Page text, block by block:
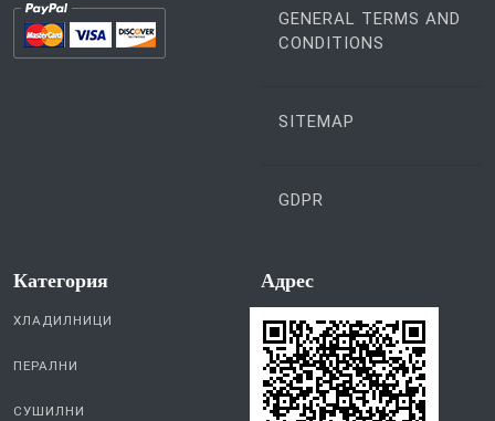
GENERAL TERMS AND
CONDITIONS
SITEMAP
GDPR
Категория
ХЛАДИЛНИЦИ
ПЕРАЛНИ
СУШИЛНИ
Aдрес